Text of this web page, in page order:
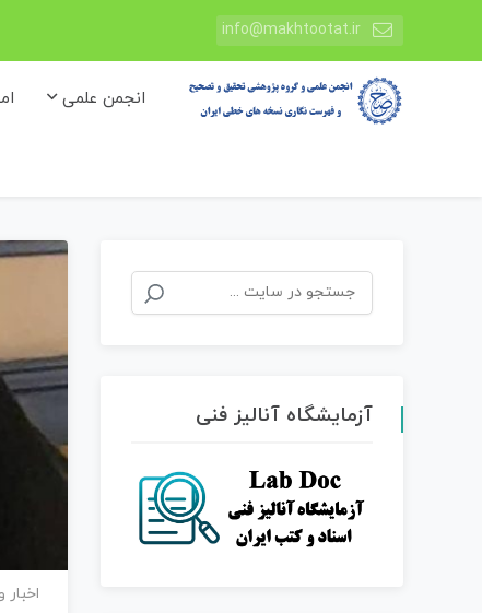
info@makhtootat.ir
انجمن علمی
اخبار
جستجو
برای:
آزمایشگاه آنالیز فنی